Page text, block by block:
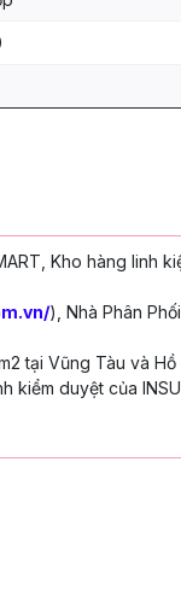
Kho hàng linh
), Nhà Phân
tại Vũng Tàu và
kiểm duyệt của